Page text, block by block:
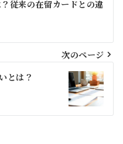
従来の在留カードとの違
次のページ
とは？